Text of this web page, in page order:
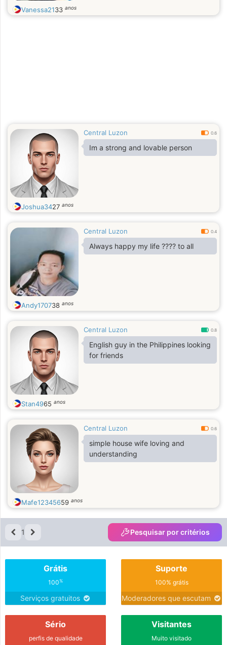
Vanessa2133 anos
Central Luzon 0.6
Im a strong and lovable person
Joshua3427 anos
Central Luzon 0.4
Always happy my life ???? to all
Andy170738 anos
Central Luzon 0.8
English guy in the Philippines looking
for friends
Stan4965 anos
Central Luzon 0.6
simple house wife loving and
understanding
Mafe12345659 anos
1 Pesquisar por critérios
Grátis
100%
Serviços gratuitos
Suporte
100% grátis
Moderadores que escutam
Sério
perfis de qualidade
Visitantes
Muito visitado